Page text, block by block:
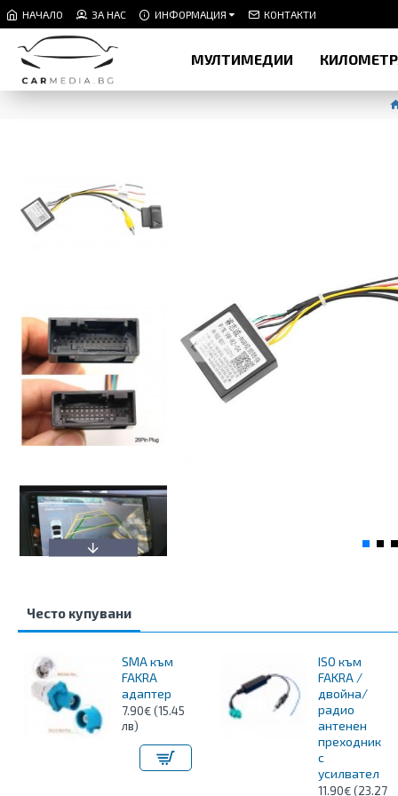
НАЧАЛО ЗА НАС ИНФОРМАЦИЯ КОНТАКТИ
МУЛТИМЕДИИ
Често купувани
SMA към
FAKRA
адаптер
7.90€ (15.45
лв)
ISO към
FAKRA /
двойна/
радио
антенен
преходник
с
усилвател
11.90€ (23.27